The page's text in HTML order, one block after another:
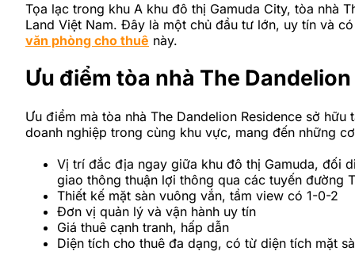
Tọa lạc trong khu A khu đô thị Gamuda City, tòa nhà
Land Việt Nam. Đây là một chủ đầu tư lớn, uy tín và
văn phòng cho thuê này.
Ưu điểm tòa nhà The
Ưu điểm mà tòa nhà The Dandelion Residence sở
doanh nghiệp trong cùng khu vực, mang đến những
Vị trí đắc địa ngay giữa khu đô thị Gamuda, đối
giao thông thuận lợi thông qua các tuyến đường
Thiết kế mặt sàn vuông vắn, tầm view có 1-0-2
Đơn vị quản lý và vận hành uy tín
Giá thuê cạnh tranh, hấp dẫn
Diện tích cho thuê đa dạng, có từ diện tích mặt